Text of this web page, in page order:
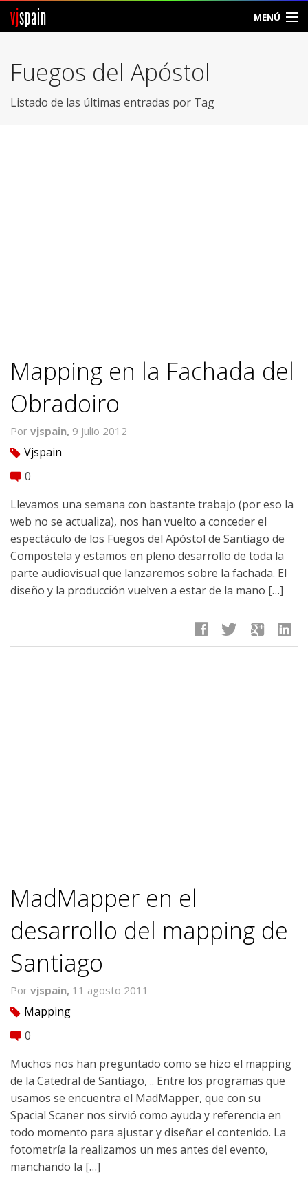
vjspain MENÚ
Foros
Fuegos del Apóstol
Listado de las últimas entradas por Tag
Mapping en la Fachada del
Obradoiro
Por vjspain, 9 julio 2012
tag Vjspain
comment 0
Llevamos una semana con bastante trabajo (por eso la
web no se actualiza), nos han vuelto a conceder el
espectáculo de los Fuegos del Apóstol de Santiago de
Compostela y estamos en pleno desarrollo de toda la
parte audiovisual que lanzaremos sobre la fachada. El
diseño y la producción vuelven a estar de la mano […]
facebook twitter google linkedin
MadMapper en el
desarrollo del mapping de
Santiago
Por vjspain, 11 agosto 2011
tag Mapping
comment 0
Muchos nos han preguntado como se hizo el mapping
de la Catedral de Santiago, .. Entre los programas que
usamos se encuentra el MadMapper, que con su
Spacial Scaner nos sirvió como ayuda y referencia en
todo momento para ajustar y diseñar el contenido. La
fotometría la realizamos un mes antes del evento,
manchando la […]